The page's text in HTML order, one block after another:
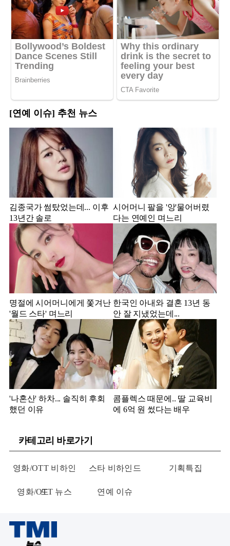
[연예 이슈] 추천 뉴스
김종국가 썸탔었는데... 이후
13년간 솔로
시어머니 팔을 '앙'물어버렸
다는 연예인 며느리
명절에 시어머니에게 쫓겨난
'월드 스타' 며느리
한국인 아내와 결혼 13년 동
안 잘 지냈었는데...
'나혼산' 하차... 솔직히 후회
했던 이유
콤플렉스 때문에.. 딸 교육비
에 6억 원 썼다는 배우
카테고리 바로가기
영화/OTT 비하인
드
스타 비하인드 기획특집
영화/OTT 뉴스 연예 이슈